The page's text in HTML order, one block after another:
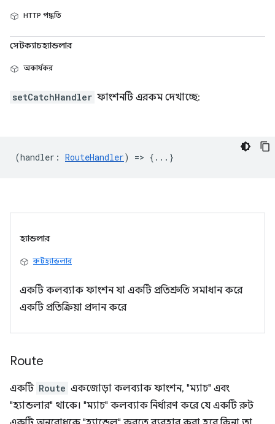
HTTP পদ্ধতি
সেটক্যাচহ্যান্ডলার
অকার্যকর
setCatchHandler ফাংশনটি এরকম দেখাচ্ছে:
(handler : RouteHandler) => {...}
হ্যান্ডলার
রুটহ্যান্ডলার
একটি কলব্যাক ফাংশন যা একটি প্রতিশ্রুতি সমাধান করে
একটি প্রতিক্রিয়া প্রদান করে
Route
একটি Route একজোড়া কলব্যাক ফাংশন, "ম্যাচ" এবং
"হ্যান্ডলার" থাকে। "ম্যাচ" কলব্যাক নির্ধারণ করে যে একটি রুট